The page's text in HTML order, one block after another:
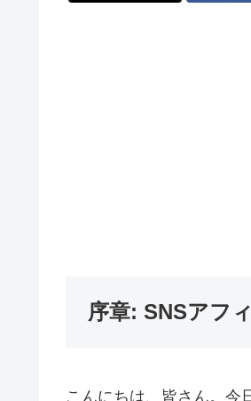
序章: SNSアフ
こんにちは、皆さん。今